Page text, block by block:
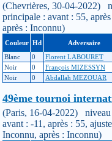
(Chevrières, 30-04-2022)
principale : avant : 55,
après : Inconnu)
Couleur Hd Adversaire
Blanc
0 Florent LABOURET
Noir
0 François MIZESSYN
Noir
0 Abdallah MEZOUAR
49ème tournoi
(Paris, 16-04-2022)
avant : -11, après : 55,
Inconnu, après : Inconnu)